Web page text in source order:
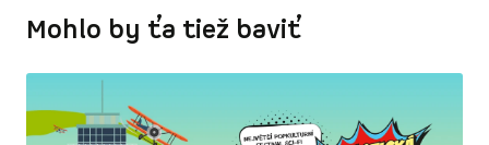
Mohlo by ťa tiež baviť